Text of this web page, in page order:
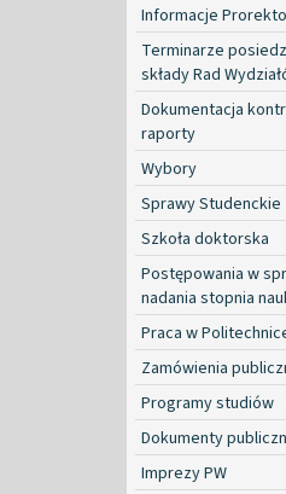
Informacje
Terminarze
składy Rad
Dokumentacja
raporty
Wybory
Sprawy Studenckie
Szkoła doktorska
Postępowania w
nadania stopnia
Praca w
Zamówienia
Programy studiów
Dokumenty
Imprezy PW